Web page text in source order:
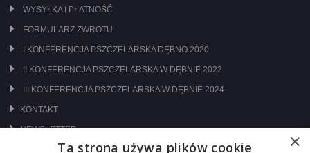
WYSYŁKA I PŁATNOŚĆ
FORMULARZ ZWROTU
I KONFERENCJA PSZCZELARSKA DĘBNO 2020
II KONFERENCJA PSZCZELARSKA W DĘBNIE 2022
III KONFERENCJA PSZCZELARSKA W DĘBNIE 2024
KONTAKT
NEWSLETTER
×
Ta strona używa plików cookie